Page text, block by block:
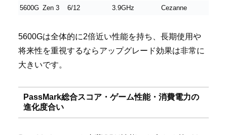
5600G Zen 3 6/12 3.9GHz Cezanne
5600Gは全体的に2倍近い性能を持ち、長期使用や
将来性を重視するならアップグレード効果は非常に
大きいです。
PassMark総合スコア・ゲーム性能・消費電力の
進化度合い